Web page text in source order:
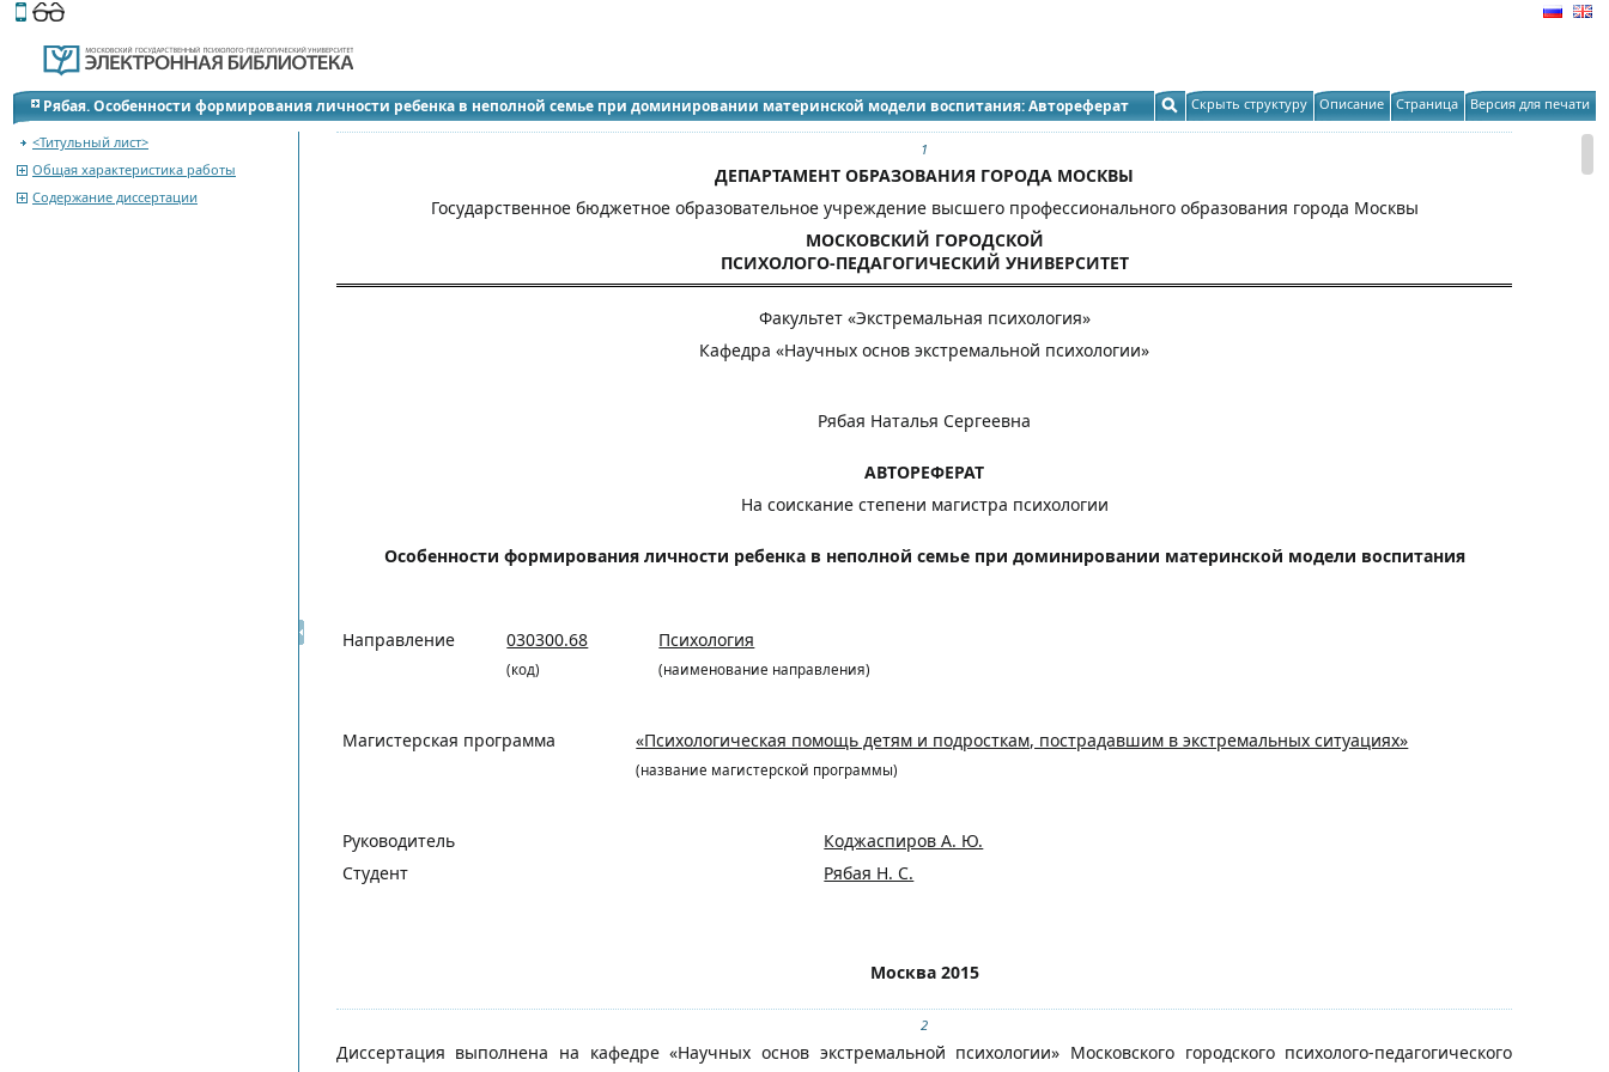
Этот сайт поддерживает
Рябая. Особенности формирования личности ребенка в неполной семье при доминировании материнской модели воспитания: Автореферат
Скрыть структуру Описание Страница Версия для печати
<Титульный лист>
Общая характеристика работы
Содержание диссертации
1
ДЕПАРТАМЕНТ ОБРАЗОВАНИЯ ГОРОДА МОСКВЫ
Государственное бюджетное образовательное учреждение высшего профессионального образования города Москвы
МОСКОВСКИЙ ГОРОДСКОЙ
ПСИХОЛОГО-ПЕДАГОГИЧЕСКИЙ УНИВЕРСИТЕТ
Факультет «Экстремальная психология»
Кафедра «Научных основ экстремальной психологии»
Рябая Наталья Сергеевна
АВТОРЕФЕРАТ
На соискание степени магистра психологии
Особенности формирования личности ребенка в неполной семье при доминировании материнской модели воспитания
Направление 030300.68 Психология
(код) (наименование направления)
Магистерская программа «Психологическая помощь детям и подросткам, пострадавшим в экстремальных ситуациях»
(название магистерской программы)
Руководитель
Коджаспиров А. Ю.
Студент
Рябая Н. С.
Москва 2015
2
Диссертация выполнена на кафедре «Научных основ экстремальной психологии» Московского городского психолого-педагогического